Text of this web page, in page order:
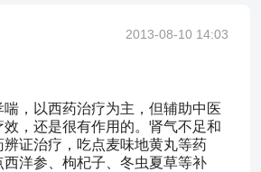
2013-08-10 14:03
，以西药治疗为主，但辅助中医
，还是很有作用的。肾气不足和
辨证治疗，吃点麦味地黄丸等药
洋参、枸杞子、冬虫夏草等补